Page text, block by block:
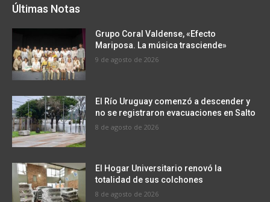
Últimas Notas
Grupo Coral Valdense, «Efecto
Mariposa. La música trasciende»
9 de agosto de 2026
El Río Uruguay comenzó a descender y
no se registraron evacuaciones en Salto
8 de agosto de 2026
El Hogar Universitario renovó la
totalidad de sus colchones
8 de agosto de 2026